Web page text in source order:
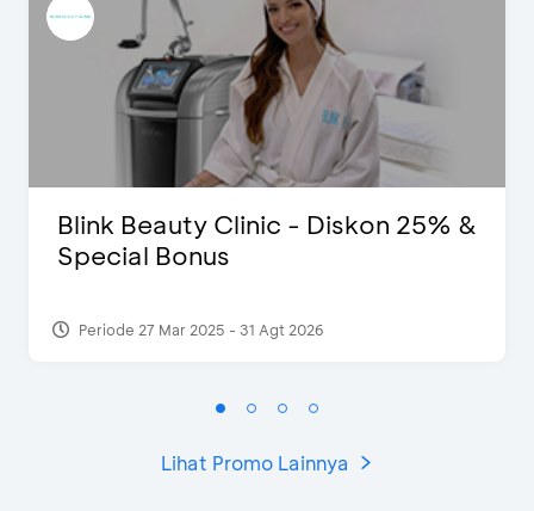
Blink Beauty Clinic - Diskon 25% &
Special Bonus
Periode 27 Mar 2025 - 31 Agt 2026
Lihat Promo Lainnya